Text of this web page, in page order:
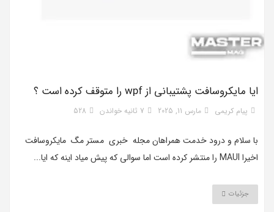
ایا مایکروسافت پشتیبانی از wpf را متوقف کرده است ؟
پیام کریمی مارس 11, 2025 7 ثانیه خواندن 528
با سلام و درود خدمت همراهان مجله خبری مستر مگ مایکروسافت
اخیرا MAUI را منتشر کرده است اما سوالی که پیش میاد اینه که ایا...
جزئیات